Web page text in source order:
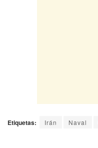
Etiquetas: Irán Naval